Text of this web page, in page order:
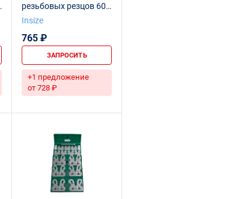
резьбовых резцов 60°,
4810-602
Insize
765 ₽
ЗАПРОСИТЬ
+1 предложение
от 728 ₽